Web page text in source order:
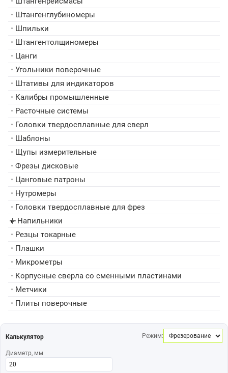
• Штангенглубиномеры
• Шпильки
• Штангентолщиномеры
• Цанги
• Угольники поверочные
• Штативы для индикаторов
• Калибры промышленные
• Расточные системы
• Головки твердосплавные для сверл
• Шаблоны
• Щупы измерительные
• Фрезы дисковые
• Цанговые патроны
• Нутромеры
• Головки твердосплавные для фрез
▸ Напильники
• Резцы токарные
• Плашки
• Микрометры
• Корпусные сверла со сменными пластинами
• Метчики
• Плиты поверочные
Калькулятор Режим:
Диаметр, мм